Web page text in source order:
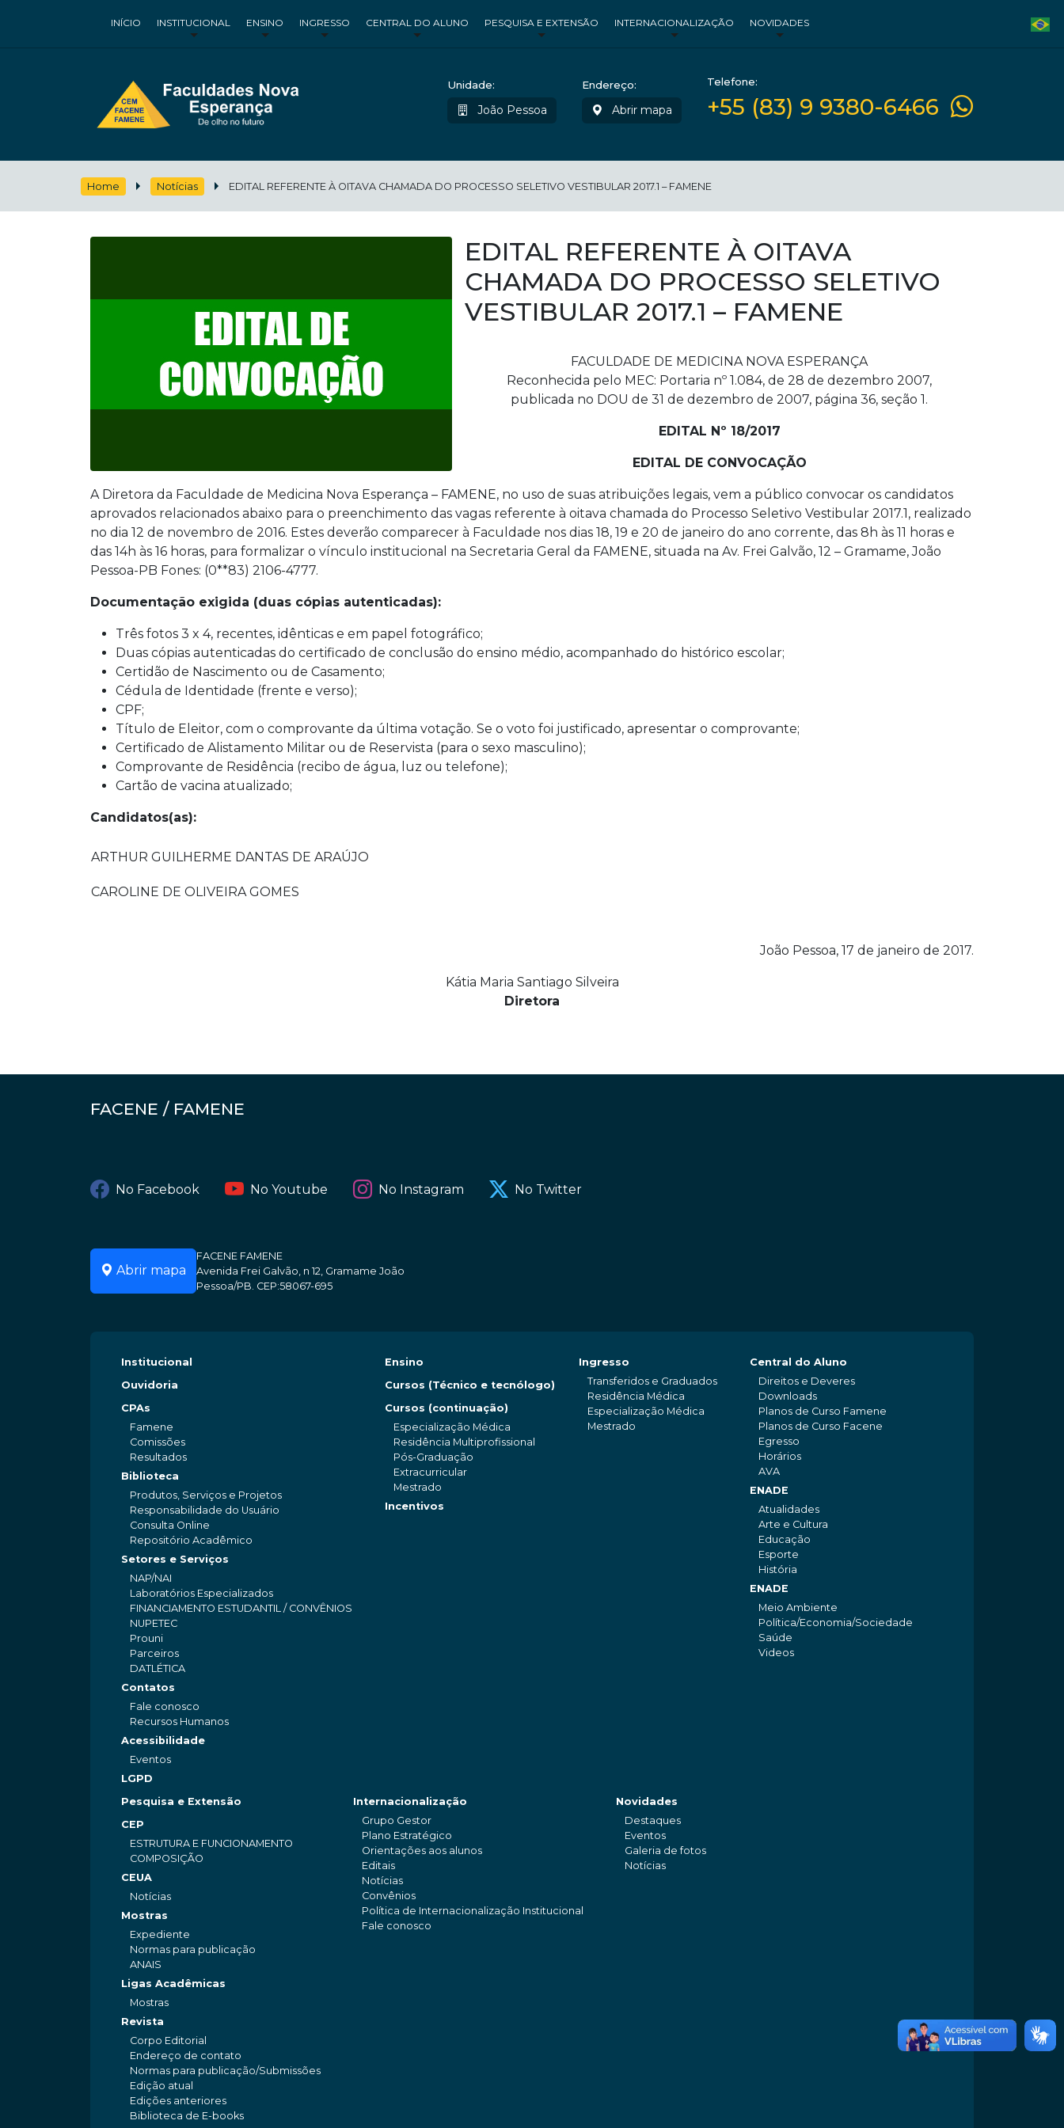
INÍCIO INSTITUCIONAL ENSINO INGRESSO CENTRAL DO ALUNO PESQUISA E EXTENSÃO INTERNACIONALIZAÇÃO NOVIDADES
Unidade:
João Pessoa
Endereço:
Abrir mapa
Telefone:
+55 (83) 9 9380-6466
Home Notícias EDITAL REFERENTE À OITAVA CHAMADA DO PROCESSO SELETIVO VESTIBULAR 2017.1 – FAMENE
EDITAL REFERENTE À OITAVA
CHAMADA DO PROCESSO SELETIVO
VESTIBULAR 2017.1 – FAMENE
FACULDADE DE MEDICINA NOVA ESPERANÇA
Reconhecida pelo MEC: Portaria nº 1.084, de 28 de dezembro 2007,
publicada no DOU de 31 de dezembro de 2007, página 36, seção 1.
EDITAL Nº 18/2017
EDITAL DE CONVOCAÇÃO
A Diretora da Faculdade de Medicina Nova Esperança – FAMENE, no uso de suas atribuições legais, vem a público convocar os candidatos
aprovados relacionados abaixo para o preenchimento das vagas referente à oitava chamada do Processo Seletivo Vestibular 2017.1, realizado
no dia 12 de novembro de 2016. Estes deverão comparecer à Faculdade nos dias 18, 19 e 20 de janeiro do ano corrente, das 8h às 11 horas e
das 14h às 16 horas, para formalizar o vínculo institucional na Secretaria Geral da FAMENE, situada na Av. Frei Galvão, 12 – Gramame, João
Pessoa-PB Fones: (0**83) 2106-4777.
Documentação exigida (duas cópias autenticadas):
Três fotos 3 x 4, recentes, idênticas e em papel fotográfico;
Duas cópias autenticadas do certificado de conclusão do ensino médio, acompanhado do histórico escolar;
Certidão de Nascimento ou de Casamento;
Cédula de Identidade (frente e verso);
CPF;
Título de Eleitor, com o comprovante da última votação. Se o voto foi justificado, apresentar o comprovante;
Certificado de Alistamento Militar ou de Reservista (para o sexo masculino);
Comprovante de Residência (recibo de água, luz ou telefone);
Cartão de vacina atualizado;
Candidatos(as):
ARTHUR GUILHERME DANTAS DE ARAÚJO
CAROLINE DE OLIVEIRA GOMES
João Pessoa, 17 de janeiro de 2017.
Kátia Maria Santiago Silveira
Diretora
FACENE / FAMENE
No Facebook No Youtube No Instagram No Twitter
Abrir mapa
FACENE FAMENE
Avenida Frei Galvão, n 12, Gramame João
Pessoa/PB. CEP:58067-695
Institucional
Ouvidoria
CPAs
Famene
Comissões
Resultados
Biblioteca
Produtos, Serviços e Projetos
Responsabilidade do Usuário
Consulta Online
Repositório Acadêmico
Setores e Serviços
NAP/NAI
Laboratórios Especializados
FINANCIAMENTO ESTUDANTIL / CONVÊNIOS
NUPETEC
Prouni
Parceiros
DATLÉTICA
Contatos
Fale conosco
Recursos Humanos
Acessibilidade
Eventos
LGPD
Ensino
Cursos (Técnico e tecnólogo)
Cursos (continuação)
Especialização Médica
Residência Multiprofissional
Pós-Graduação
Extracurricular
Mestrado
Incentivos
Ingresso
Transferidos e Graduados
Residência Médica
Especialização Médica
Mestrado
Central do Aluno
Direitos e Deveres
Downloads
Planos de Curso Famene
Planos de Curso Facene
Egresso
Horários
AVA
ENADE
Atualidades
Arte e Cultura
Educação
Esporte
História
ENADE
Meio Ambiente
Política/Economia/Sociedade
Saúde
Videos
Pesquisa e Extensão
CEP
ESTRUTURA E FUNCIONAMENTO
COMPOSIÇÃO
CEUA
Notícias
Mostras
Expediente
Normas para publicação
ANAIS
Ligas Acadêmicas
Mostras
Revista
Corpo Editorial
Endereço de contato
Normas para publicação/Submissões
Edição atual
Edições anteriores
Biblioteca de E-books
Internacionalização
Grupo Gestor
Plano Estratégico
Orientações aos alunos
Editais
Notícias
Convênios
Política de Internacionalização Institucional
Fale conosco
Novidades
Destaques
Eventos
Galeria de fotos
Notícias